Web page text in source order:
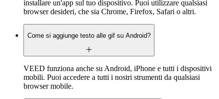
installare un'app sul tuo dispositivo. Puoi utilizzare qualsiasi
browser desideri, che sia Chrome, Firefox, Safari o altri.
Come si aggiunge testo alle gif su Android?
VEED funziona anche su Android, iPhone e tutti i dispositivi
mobili. Puoi accedere a tutti i nostri strumenti da qualsiasi
browser mobile.